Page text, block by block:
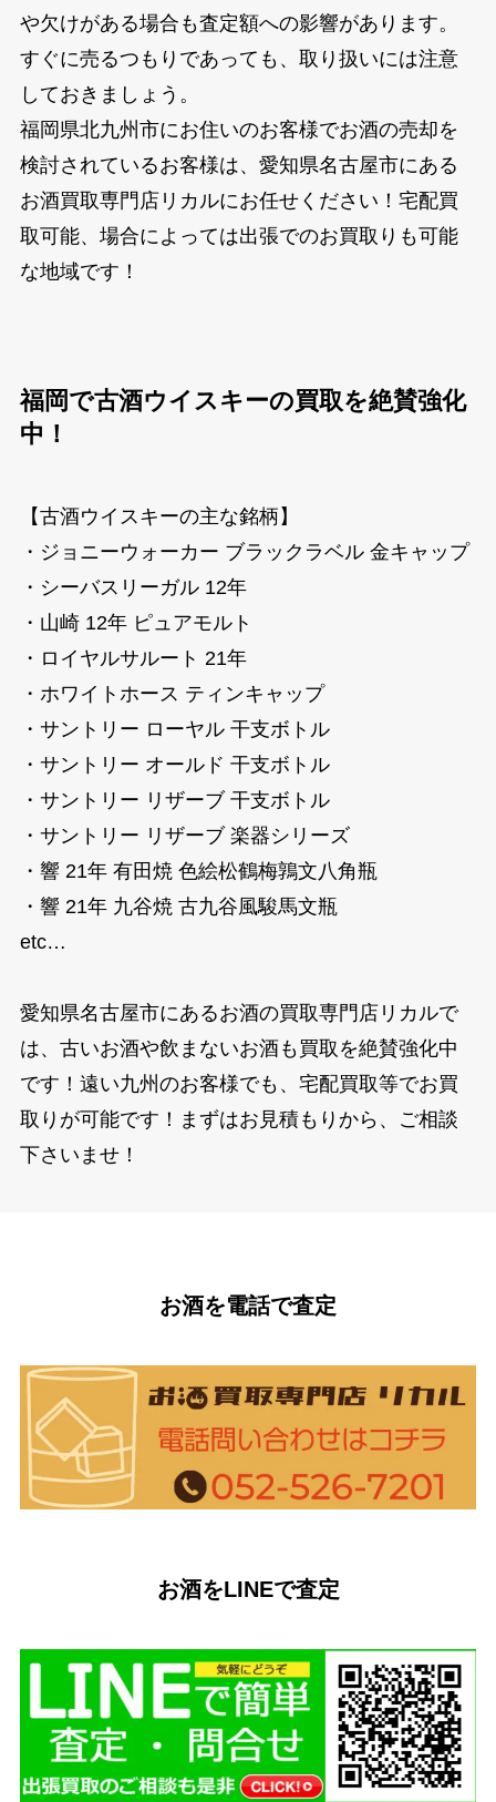
や欠けがある場合も査定額への影響があります。
すぐに売るつもりであっても、取り扱いには注意
しておきましょう。
福岡県北九州市にお住いのお客様でお酒の売却を
検討されているお客様は、愛知県名古屋市にある
お酒買取専門店リカルにお任せください！宅配買
取可能、場合によっては出張でのお買取りも可能
な地域です！
福岡で古酒ウイスキーの買取を絶賛強化
中！
【古酒ウイスキーの主な銘柄】
・ジョニーウォーカー ブラックラベル 金キャップ
・シーバスリーガル 12年
・山崎 12年 ピュアモルト
・ロイヤルサルート 21年
・ホワイトホース ティンキャップ
・サントリー ローヤル 干支ボトル
・サントリー オールド 干支ボトル
・サントリー リザーブ 干支ボトル
・サントリー リザーブ 楽器シリーズ
・響 21年 有田焼 色絵松鶴梅鶉文八角瓶
・響 21年 九谷焼 古九谷風駿馬文瓶
etc…
愛知県名古屋市にあるお酒の買取専門店リカルで
は、古いお酒や飲まないお酒も買取を絶賛強化中
です！遠い九州のお客様でも、宅配買取等でお買
取りが可能です！まずはお見積もりから、ご相談
下さいませ！
お酒を電話で査定
お酒をLINEで査定